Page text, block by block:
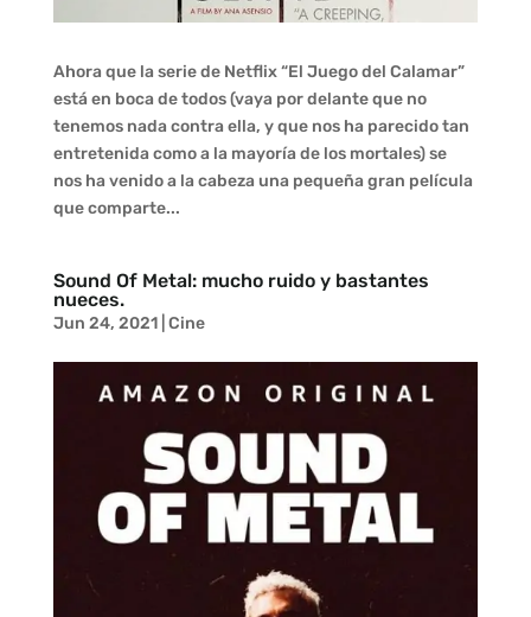
Ahora que la serie de Netflix “El Juego del Calamar”
está en boca de todos (vaya por delante que no
tenemos nada contra ella, y que nos ha parecido tan
entretenida como a la mayoría de los mortales) se
nos ha venido a la cabeza una pequeña gran película
que comparte...
Sound Of Metal: mucho ruido y bastantes
nueces.
Jun 24, 2021| Cine